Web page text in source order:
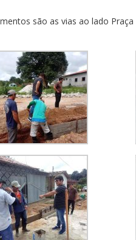
são as vias ao lado Praça